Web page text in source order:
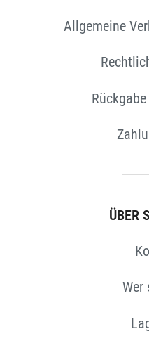
Allgemeine
ÜBER
Wer